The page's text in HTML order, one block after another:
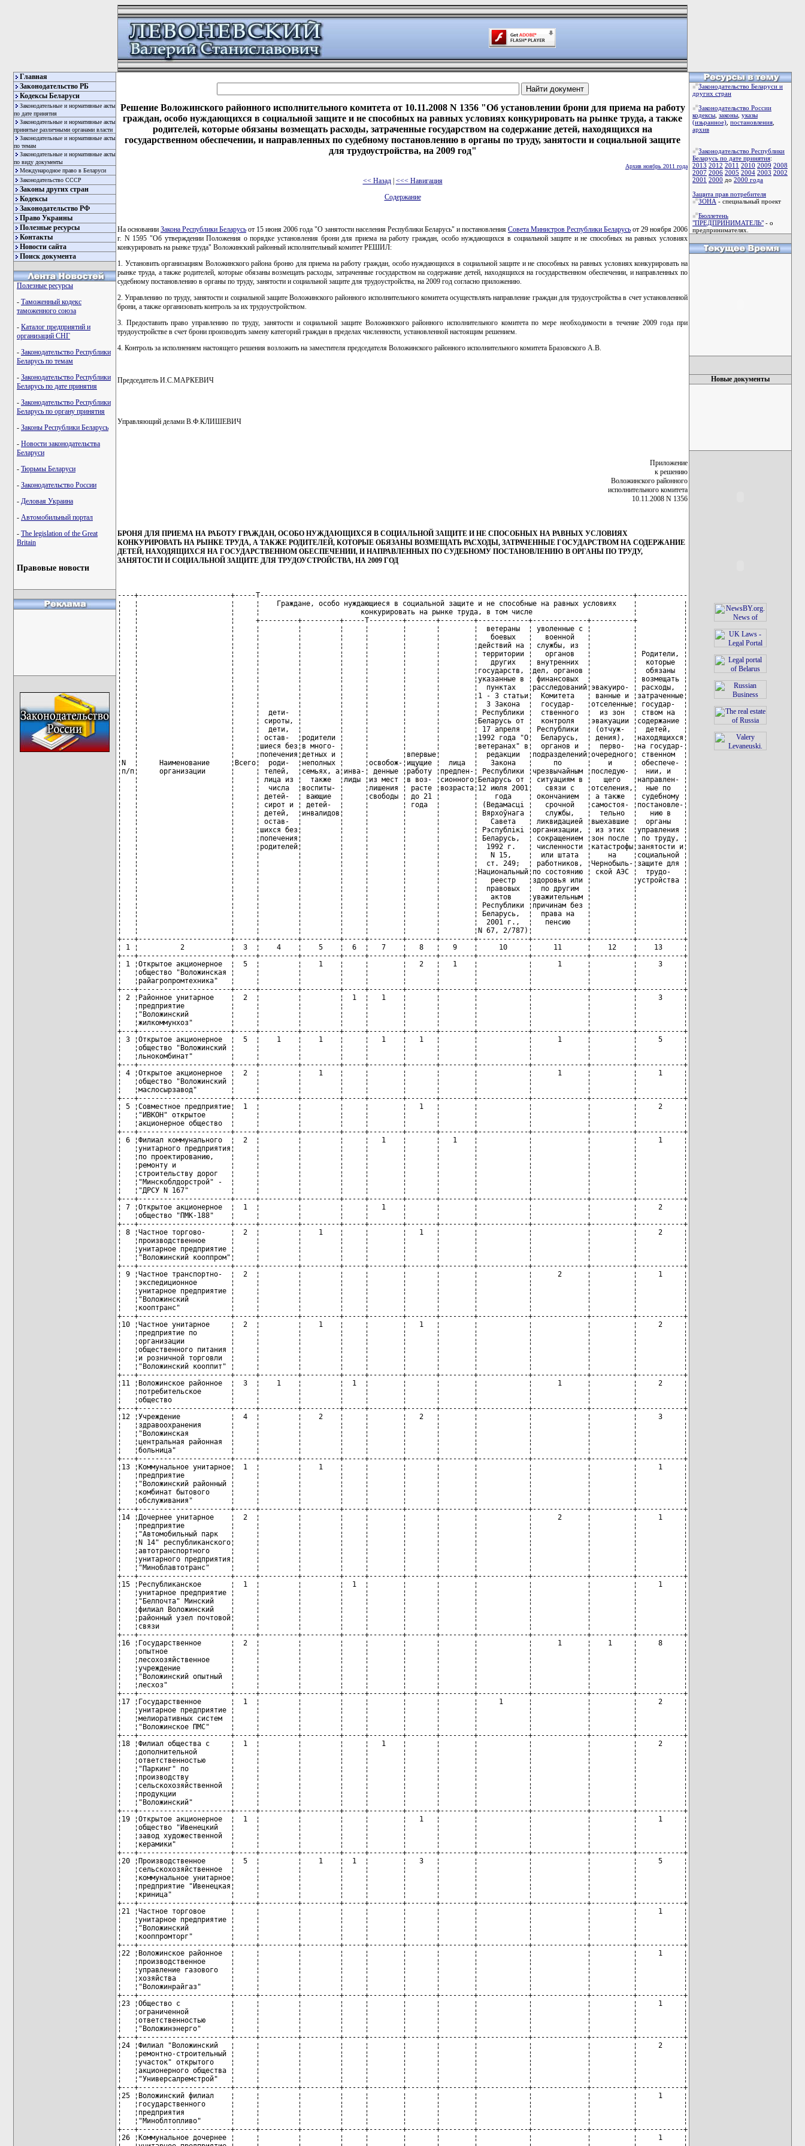
Главная
Законодательство РБ
Кодексы Беларуси
Законодательные и нормативные акты
по дате принятия
Законодательные и нормативные акты
принятые различными органами власти
Законодательные и нормативные акты
по темам
Законодательные и нормативные акты
по виду документы
Международное право в Беларуси
Законодательство СССР
Законы других стран
Кодексы
Законодательство РФ
Право Украины
Полезные ресурсы
Контакты
Новости сайта
Поиск документа
Полезные ресурсы
- Таможенный кодекс
таможенного союза
- Каталог предприятий и
организаций СНГ
- Законодательство Республики
Беларусь по темам
- Законодательство Республики
Беларусь по дате принятия
- Законодательство Республики
Беларусь по органу принятия
- Законы Республики Беларусь
- Новости законодательства
Беларуси
- Тюрьмы Беларуси
- Законодательство России
- Деловая Украина
- Автомобильный портал
- The legislation of the Great
Britain
Правовые новости
Решение Воложинского районного исполнительного комитета от 10.11.2008 N 1356 "Об установлении брони для приема на работу
граждан, особо нуждающихся в социальной защите и не способных на равных условиях конкурировать на рынке труда, а также
родителей, которые обязаны возмещать расходы, затраченные государством на содержание детей, находящихся на
государственном обеспечении, и направленных по судебному постановлению в органы по труду, занятости и социальной защите
для трудоустройства, на 2009 год"
Архив ноябрь 2011 года
<< Назад| <<< Навигация
Содержание
На основании Закона Республики Беларусь от 15 июня 2006 года "О занятости населения Республики Беларусь" и постановления Совета Министров Республики Беларусь от 29 ноября 2006
г. N 1595 "Об утверждении Положения о порядке установления брони для приема на работу граждан, особо нуждающихся в социальной защите и не способных на равных условиях
конкурировать на рынке труда" Воложинский районный исполнительный комитет РЕШИЛ:
1. Установить организациям Воложинского района броню для приема на работу граждан, особо нуждающихся в социальной защите и не способных на равных условиях конкурировать на
рынке труда, а также родителей, которые обязаны возмещать расходы, затраченные государством на содержание детей, находящихся на государственном обеспечении, и направленных по
судебному постановлению в органы по труду, занятости и социальной защите для трудоустройства, на 2009 год согласно приложению.
2. Управлению по труду, занятости и социальной защите Воложинского районного исполнительного комитета осуществлять направление граждан для трудоустройства в счет установленной
брони, а также организовать контроль за их трудоустройством.
3. Предоставить право управлению по труду, занятости и социальной защите Воложинского районного исполнительного комитета по мере необходимости в течение 2009 года при
трудоустройстве в счет брони производить замену категорий граждан в пределах численности, установленной настоящим решением.
4. Контроль за исполнением настоящего решения возложить на заместителя председателя Воложинского районного исполнительного комитета Бразовского А.В.
Председатель И.С.МАРКЕВИЧ
Управляющий делами В.Ф.КЛИШЕВИЧ
Приложение
к решению
Воложинского районного
исполнительного комитета
10.11.2008 N 1356
БРОНЯ ДЛЯ ПРИЕМА НА РАБОТУ ГРАЖДАН, ОСОБО НУЖДАЮЩИХСЯ В СОЦИАЛЬНОЙ ЗАЩИТЕ И НЕ СПОСОБНЫХ НА РАВНЫХ УСЛОВИЯХ
КОНКУРИРОВАТЬ НА РЫНКЕ ТРУДА, А ТАКЖЕ РОДИТЕЛЕЙ, КОТОРЫЕ ОБЯЗАНЫ ВОЗМЕЩАТЬ РАСХОДЫ, ЗАТРАЧЕННЫЕ ГОСУДАРСТВОМ НА СОДЕРЖАНИЕ
ДЕТЕЙ, НАХОДЯЩИХСЯ НА ГОСУДАРСТВЕННОМ ОБЕСПЕЧЕНИИ, И НАПРАВЛЕННЫХ ПО СУДЕБНОМУ ПОСТАНОВЛЕНИЮ В ОРГАНЫ ПО ТРУДУ,
ЗАНЯТОСТИ И СОЦИАЛЬНОЙ ЗАЩИТЕ ДЛЯ ТРУДОУСТРОЙСТВА, НА 2009 ГОД
----+----------------------+-----T-----------------------------------------------------------------------------------------+------------
¦   ¦                      ¦     ¦    Граждане, особо нуждающиеся в социальной защите и не способные на равных условиях    ¦           ¦
¦   ¦                      ¦     ¦                        конкурировать на рынке труда, в том числе                        ¦           ¦
¦   ¦                      ¦     +---------+---------+-----T--------+-------+--------+------------+-------------+----------+           ¦
¦   ¦                      ¦     ¦         ¦         ¦     ¦        ¦       ¦        ¦  ветераны  ¦ уволенные с ¦          ¦           ¦
¦   ¦                      ¦     ¦         ¦         ¦     ¦        ¦       ¦        ¦   боевых   ¦   военной   ¦          ¦           ¦
¦   ¦                      ¦     ¦         ¦         ¦     ¦        ¦       ¦        ¦действий на ¦ службы, из  ¦          ¦           ¦
¦   ¦                      ¦     ¦         ¦         ¦     ¦        ¦       ¦        ¦ территории ¦   органов   ¦          ¦ Родители, ¦
¦   ¦                      ¦     ¦         ¦         ¦     ¦        ¦       ¦        ¦   других   ¦ внутренних  ¦          ¦  которые  ¦
¦   ¦                      ¦     ¦         ¦         ¦     ¦        ¦       ¦        ¦государств, ¦дел, органов ¦          ¦  обязаны  ¦
¦   ¦                      ¦     ¦         ¦         ¦     ¦        ¦       ¦        ¦указанные в ¦ финансовых  ¦          ¦ возмещать ¦
¦   ¦                      ¦     ¦         ¦         ¦     ¦        ¦       ¦        ¦  пунктах   ¦расследований¦эвакуиро- ¦ расходы,  ¦
¦   ¦                      ¦     ¦         ¦         ¦     ¦        ¦       ¦        ¦1 - 3 статьи¦  Комитета   ¦ ванные и ¦затраченные¦
¦   ¦                      ¦     ¦         ¦         ¦     ¦        ¦       ¦        ¦  3 Закона  ¦  государ-   ¦отселенные¦ государ-  ¦
¦   ¦                      ¦     ¦  дети-  ¦         ¦     ¦        ¦       ¦        ¦ Республики ¦  ственного  ¦  из зон  ¦ ством на  ¦
¦   ¦                      ¦     ¦ сироты, ¦         ¦     ¦        ¦       ¦        ¦Беларусь от ¦  контроля   ¦эвакуации ¦содержание ¦
¦   ¦                      ¦     ¦  дети,  ¦         ¦     ¦        ¦       ¦        ¦ 17 апреля  ¦ Республики  ¦ (отчуж-  ¦  детей,   ¦
¦   ¦                      ¦     ¦ остав-  ¦родители ¦     ¦        ¦       ¦        ¦1992 года "О¦  Беларусь,  ¦ дения),  ¦находящихся¦
¦   ¦                      ¦     ¦шиеся без¦в много- ¦     ¦        ¦       ¦        ¦ветеранах" в¦  органов и  ¦  перво-  ¦на государ-¦
¦   ¦                      ¦     ¦попечения¦детных и ¦     ¦        ¦впервые¦        ¦  редакции  ¦подразделений¦очередного¦ ственном  ¦
¦N  ¦     Наименование     ¦Всего¦  роди-  ¦неполных ¦     ¦освобож-¦ищущие ¦  лица  ¦   Закона   ¦     по      ¦    и     ¦ обеспече- ¦
¦п/п¦     организации      ¦     ¦ телей,  ¦семьях, а¦инва-¦ денные ¦работу ¦предпен-¦ Республики ¦чрезвычайным ¦последую- ¦  нии, и   ¦
¦   ¦                      ¦     ¦ лица из ¦  также  ¦лиды ¦из мест ¦в воз- ¦сионного¦Беларусь от ¦ ситуациям в ¦   щего   ¦направлен- ¦
¦   ¦                      ¦     ¦  числа  ¦воспиты- ¦     ¦лишения ¦ расте ¦возраста¦12 июля 2001¦   связи с   ¦отселения,¦  ные по   ¦
¦   ¦                      ¦     ¦ детей-  ¦ вающие  ¦     ¦свободы ¦ до 21 ¦        ¦    года    ¦ окончанием  ¦ а также  ¦ судебному ¦
¦   ¦                      ¦     ¦ сирот и ¦ детей-  ¦     ¦        ¦ года  ¦        ¦ (Ведамасцi ¦   срочной   ¦самостоя- ¦постановле-¦
¦   ¦                      ¦     ¦ детей,  ¦инвалидов¦     ¦        ¦       ¦        ¦ Вярхоўнага ¦   службы,   ¦  тельно  ¦   нию в   ¦
¦   ¦                      ¦     ¦ остав-  ¦         ¦     ¦        ¦       ¦        ¦   Савета   ¦ ликвидацией ¦выехавшие ¦  органы   ¦
¦   ¦                      ¦     ¦шихся без¦         ¦     ¦        ¦       ¦        ¦ Рэспублiкi ¦организации, ¦ из этих  ¦управления ¦
¦   ¦                      ¦     ¦попечения¦         ¦     ¦        ¦       ¦        ¦ Беларусь,  ¦ сокращением ¦зон после ¦ по труду, ¦
¦   ¦                      ¦     ¦родителей¦         ¦     ¦        ¦       ¦        ¦  1992 г.   ¦ численности ¦катастрофы¦занятости и¦
¦   ¦                      ¦     ¦         ¦         ¦     ¦        ¦       ¦        ¦   N 15,    ¦  или штата  ¦    на    ¦социальной ¦
¦   ¦                      ¦     ¦         ¦         ¦     ¦        ¦       ¦        ¦  ст. 249;  ¦ работников, ¦Чернобыль-¦защите для ¦
¦   ¦                      ¦     ¦         ¦         ¦     ¦        ¦       ¦        ¦Национальный¦по состоянию ¦ ской АЭС ¦  трудо-   ¦
¦   ¦                      ¦     ¦         ¦         ¦     ¦        ¦       ¦        ¦   реестр   ¦здоровья или ¦          ¦устройства ¦
¦   ¦                      ¦     ¦         ¦         ¦     ¦        ¦       ¦        ¦  правовых  ¦  по другим  ¦          ¦           ¦
¦   ¦                      ¦     ¦         ¦         ¦     ¦        ¦       ¦        ¦   актов    ¦уважительным ¦          ¦           ¦
¦   ¦                      ¦     ¦         ¦         ¦     ¦        ¦       ¦        ¦ Республики ¦причинам без ¦          ¦           ¦
¦   ¦                      ¦     ¦         ¦         ¦     ¦        ¦       ¦        ¦ Беларусь,  ¦  права на   ¦          ¦           ¦
¦   ¦                      ¦     ¦         ¦         ¦     ¦        ¦       ¦        ¦  2001 г.,  ¦   пенсию    ¦          ¦           ¦
¦   ¦                      ¦     ¦         ¦         ¦     ¦        ¦       ¦        ¦N 67, 2/787)¦             ¦          ¦           ¦
+---+----------------------+-----+---------+---------+-----+--------+-------+--------+------------+-------------+----------+-----------+
¦ 1 ¦          2           ¦  3  ¦    4    ¦    5    ¦  6  ¦   7    ¦   8   ¦   9    ¦     10     ¦     11      ¦    12    ¦    13     ¦
+---+----------------------+-----+---------+---------+-----+--------+-------+--------+------------+-------------+----------+-----------+
¦ 1 ¦Открытое акционерное  ¦  5  ¦         ¦    1    ¦     ¦        ¦   2   ¦   1    ¦            ¦      1      ¦          ¦     3     ¦
¦   ¦общество "Воложинская ¦     ¦         ¦         ¦     ¦        ¦       ¦        ¦            ¦             ¦          ¦           ¦
¦   ¦райагропромтехника"   ¦     ¦         ¦         ¦     ¦        ¦       ¦        ¦            ¦             ¦          ¦           ¦
+---+----------------------+-----+---------+---------+-----+--------+-------+--------+------------+-------------+----------+-----------+
¦ 2 ¦Районное унитарное    ¦  2  ¦         ¦         ¦  1  ¦   1    ¦       ¦        ¦            ¦             ¦          ¦     3     ¦
¦   ¦предприятие           ¦     ¦         ¦         ¦     ¦        ¦       ¦        ¦            ¦             ¦          ¦           ¦
¦   ¦"Воложинский          ¦     ¦         ¦         ¦     ¦        ¦       ¦        ¦            ¦             ¦          ¦           ¦
¦   ¦жилкоммунхоз"         ¦     ¦         ¦         ¦     ¦        ¦       ¦        ¦            ¦             ¦          ¦           ¦
+---+----------------------+-----+---------+---------+-----+--------+-------+--------+------------+-------------+----------+-----------+
¦ 3 ¦Открытое акционерное  ¦  5  ¦    1    ¦    1    ¦     ¦   1    ¦   1   ¦        ¦            ¦      1      ¦          ¦     5     ¦
¦   ¦общество "Воложинский ¦     ¦         ¦         ¦     ¦        ¦       ¦        ¦            ¦             ¦          ¦           ¦
¦   ¦льнокомбинат"         ¦     ¦         ¦         ¦     ¦        ¦       ¦        ¦            ¦             ¦          ¦           ¦
+---+----------------------+-----+---------+---------+-----+--------+-------+--------+------------+-------------+----------+-----------+
¦ 4 ¦Открытое акционерное  ¦  2  ¦         ¦    1    ¦     ¦        ¦       ¦        ¦            ¦      1      ¦          ¦     1     ¦
¦   ¦общество "Воложинский ¦     ¦         ¦         ¦     ¦        ¦       ¦        ¦            ¦             ¦          ¦           ¦
¦   ¦маслосырзавод"        ¦     ¦         ¦         ¦     ¦        ¦       ¦        ¦            ¦             ¦          ¦           ¦
+---+----------------------+-----+---------+---------+-----+--------+-------+--------+------------+-------------+----------+-----------+
¦ 5 ¦Совместное предприятие¦  1  ¦         ¦         ¦     ¦        ¦   1   ¦        ¦            ¦             ¦          ¦     2     ¦
¦   ¦"ИВКОН" открытое      ¦     ¦         ¦         ¦     ¦        ¦       ¦        ¦            ¦             ¦          ¦           ¦
¦   ¦акционерное общество  ¦     ¦         ¦         ¦     ¦        ¦       ¦        ¦            ¦             ¦          ¦           ¦
+---+----------------------+-----+---------+---------+-----+--------+-------+--------+------------+-------------+----------+-----------+
¦ 6 ¦Филиал коммунального  ¦  2  ¦         ¦         ¦     ¦   1    ¦       ¦   1    ¦            ¦             ¦          ¦     1     ¦
¦   ¦унитарного предприятия¦     ¦         ¦         ¦     ¦        ¦       ¦        ¦            ¦             ¦          ¦           ¦
¦   ¦по проектированию,    ¦     ¦         ¦         ¦     ¦        ¦       ¦        ¦            ¦             ¦          ¦           ¦
¦   ¦ремонту и             ¦     ¦         ¦         ¦     ¦        ¦       ¦        ¦            ¦             ¦          ¦           ¦
¦   ¦строительству дорог   ¦     ¦         ¦         ¦     ¦        ¦       ¦        ¦            ¦             ¦          ¦           ¦
¦   ¦"Минскоблдорстрой" -  ¦     ¦         ¦         ¦     ¦        ¦       ¦        ¦            ¦             ¦          ¦           ¦
¦   ¦"ДРСУ N 167"          ¦     ¦         ¦         ¦     ¦        ¦       ¦        ¦            ¦             ¦          ¦           ¦
+---+----------------------+-----+---------+---------+-----+--------+-------+--------+------------+-------------+----------+-----------+
Законодательство Беларуси и
других стран
Законодательство России
кодексы законы указы
(изьранное) постановления
архив
Законодательство Республики
Беларусь по дате принятия:
2013 2012 2011 2010 2009 2008
2007 2006 2005 2004 2003 2002
2001 2000 до 2000 года
Защита прав потребителя
ЗОНА - специальный проект
Бюллетень
"ПРЕДПРИНИМАТЕЛЬ" - о
предпринимателях.
Новые документы